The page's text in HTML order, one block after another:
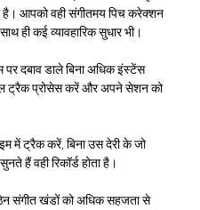
है। आपको वही संगीतमय पिच करेक्शन
ही कई व्यावहारिक सुधार भी।
दबाव डाले बिना अधिक इंस्टेंस
ट्रैक प्रोसेस करें और अपने सेशन को
में ट्रैक करें, बिना उस देरी के जो
हैं वही रिकॉर्ड होता है।
संगीत खंडों को अधिक सहजता से